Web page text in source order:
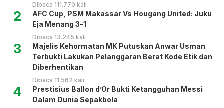
Dibaca 111.770 kali
2
AFC Cup, PSM Makassar Vs Hougang United: Juku
Eja Menang 3-1
Dibaca 13.245 kali
3
Majelis Kehormatan MK Putuskan Anwar Usman
Terbukti Lakukan Pelanggaran Berat Kode Etik dan
Diberhentikan
Dibaca 11.562 kali
4
Prestisius Ballon d’Or Bukti Ketangguhan Messi
Dalam Dunia Sepakbola